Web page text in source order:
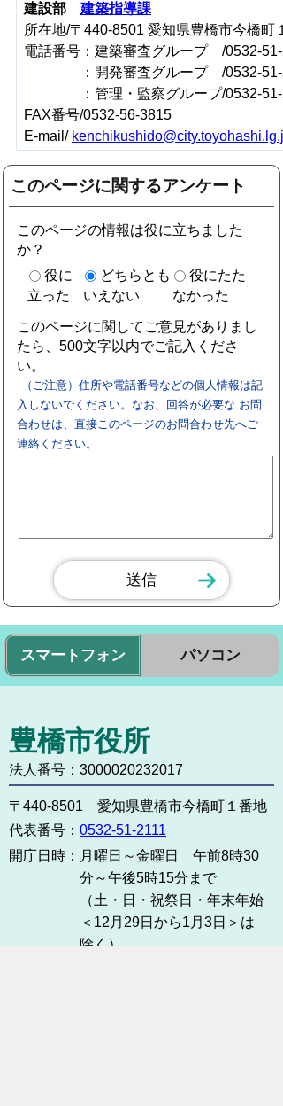
建設部 建築指導課
所在地/〒440-8501 愛知県豊橋市今橋町
電話番号：建築審査グループ /0532-51-
：開発審査グループ /0532-51-
：管理・監察グループ/0532-51-
FAX番号/0532-56-3815
E-mail/
このページに関するアンケート
このページの情報は役に立ちました
か？
役に
立った
どちらとも
いえない
役にたた
なかった
このページに関してご意見がありまし
たら、500文字以内でご記入くださ
い。
（ご注意）住所や電話番号などの個人情報は記
入しないでください。なお、回答が必要な お問
合わせは、直接このページのお問合わせ先へご
連絡ください。
スマートフォン パソコン
豊橋市役所
法人番号：3000020232017
〒440-8501 愛知県豊橋市今橋町１番地
代表番号： 0532-51-2111
開庁日時： 月曜日～金曜日 午前8時30
分～午後5時15分まで
（土・日・祝祭日・年末年始
＜12月29日から1月3日＞は
除く）